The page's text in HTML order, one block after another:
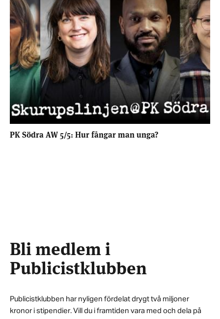
PK Södra AW 5/5: Hur fångar man unga?
Bli medlem i
Publicistklubben
Publicistklubben har nyligen fördelat drygt två miljoner
kronor i stipendier. Vill du i framtiden vara med och dela på